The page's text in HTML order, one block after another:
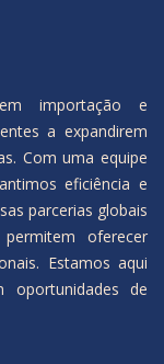
importação e
a expandirem
Com uma equipe
eficiência e
parcerias globais
oferecer
Estamos aqui
oportunidades de